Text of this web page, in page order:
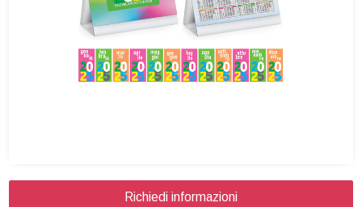
Richiedi informazioni